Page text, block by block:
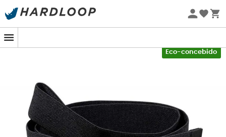
Promoções de verão 🔥 -5% EXTRA a partir de 2 produtos*
Eco-concebido